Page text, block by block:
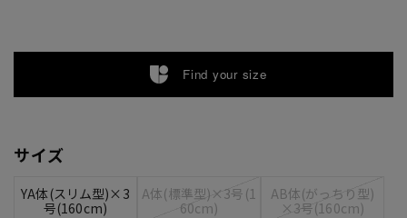
Find your size
サイズ
YA体(スリム型)×3
号(160cm)
A体(標準型)×3号(1
60cm)
AB体(がっちり型)
×3号(160cm)